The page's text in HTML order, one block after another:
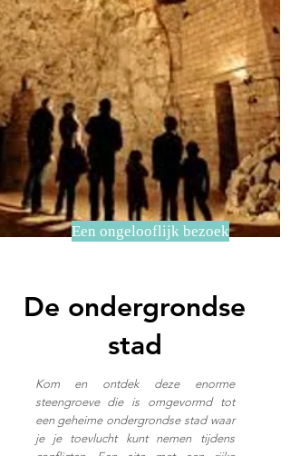
Een ongelooflijk bezoek
De ondergrondse
stad
Kom en ontdek deze enorme
steengroeve die is omgevormd tot
een geheime ondergrondse stad waar
je je toevlucht kunt nemen tijdens